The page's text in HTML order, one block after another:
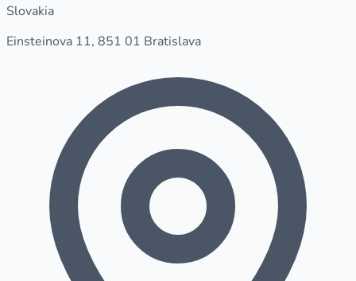
Slovakia
Einsteinova 11, 851 01 Bratislava